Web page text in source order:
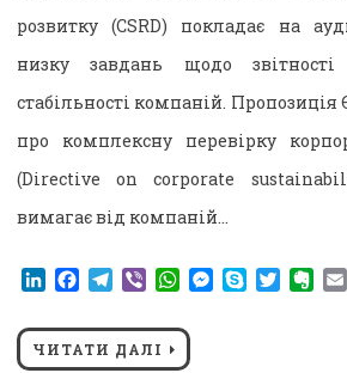
розвитку (CSRD) покладає на
низку завдань щодо звітності
стабільності компаній.
про комплексну перевірку
(Directive on corporate
вимагає від компаній…
LinkedIn
Facebook
Telegram
ViberWhatsApp
Messenger
SkypeTwitter
ЧИТАТИ ДАЛІ